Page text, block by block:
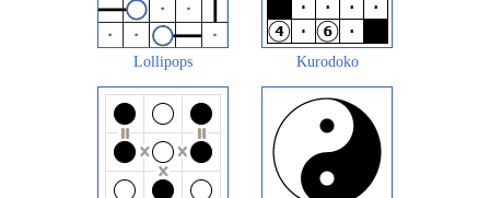
Lollipops Kurodoko